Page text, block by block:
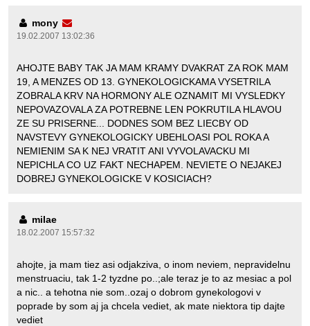
mony
19.02.2007 13:02:36
AHOJTE BABY TAK JA MAM KRAMY DVAKRAT ZA ROK MAM
19, A MENZES OD 13. GYNEKOLOGICKAMA VYSETRILA
ZOBRALA KRV NA HORMONY ALE OZNAMIT MI VYSLEDKY
NEPOVAZOVALA ZA POTREBNE LEN POKRUTILA HLAVOU
ZE SU PRISERNE... DODNES SOM BEZ LIECBY OD
NAVSTEVY GYNEKOLOGICKY UBEHLOASI POL ROKA A
NEMIENIM SA K NEJ VRATIT ANI VYVOLAVACKU MI
NEPICHLA CO UZ FAKT NECHAPEM. NEVIETE O NEJAKEJ
DOBREJ GYNEKOLOGICKE V KOSICIACH?
milae
18.02.2007 15:57:32
ahojte, ja mam tiez asi odjakziva, o inom neviem, nepravidelnu
menstruaciu, tak 1-2 tyzdne po..;ale teraz je to az mesiac a pol
a nic.. a tehotna nie som..ozaj o dobrom gynekologovi v
poprade by som aj ja chcela vediet, ak mate niektora tip dajte
vediet